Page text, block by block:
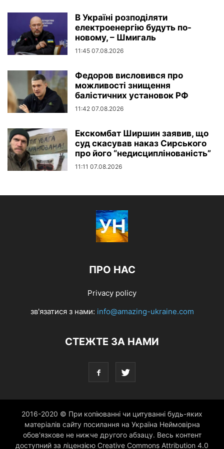
В Україні розподіляти
електроенергію будуть по-
новому, – Шмигаль
11:45 07.08.2026
Федоров висловився про
можливості знищення
балістичних установок РФ
11:42 07.08.2026
Екскомбат Ширшин заявив, що
суд скасував наказ Сирського
про його “недисциплінованість”
11:11 07.08.2026
ПРО НАС
Privacy policy
зв'язатися з нами: info@amazing-ukraine.com
СТЕЖТЕ ЗА НАМИ
2016-2020 © При копіюванні чи цитуванні будь-яких
матеріалів сайту посилання на Україна Неймовірна
обов'язкове не нижче другого абзацу. Весь контент
доступний за ліцензією Creative Commons Attribution 4.0